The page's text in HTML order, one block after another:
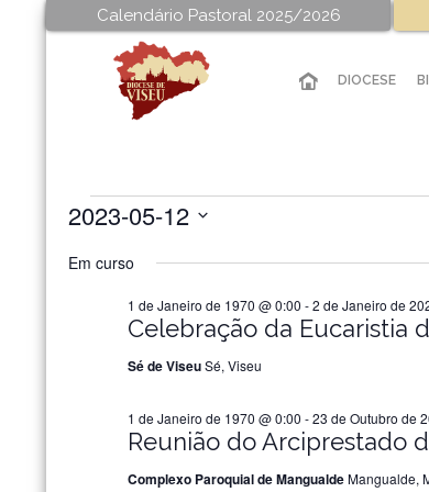
Calendário Pastoral 2025/2026
DIOCESE
Eventos
2023-05-12
a
Em curso
Celebração da Eucaristia
1 de Janeiro de 1970 @ 0:00 -2 de Janeiro de
Sé de ViseuSé, Viseu
Reunião do Arciprestado
1 de Janeiro de 1970 @ 0:00 -23 de Outubro de
Complexo Paroquial de MangualdeMangualde,